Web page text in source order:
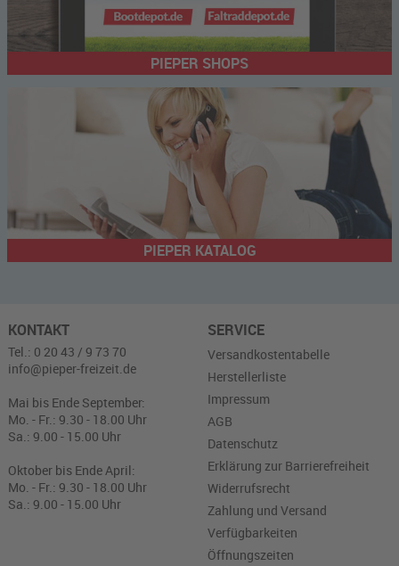
PIEPER SHOPS
PIEPER KATALOG
KONTAKT
Tel.: 0 20 43 / 9 73 70
info@pieper-freizeit.de
Mai bis Ende September:
Mo. - Fr.: 9.30 - 18.00 Uhr
Sa.: 9.00 - 15.00 Uhr
Oktober bis Ende April:
Mo. - Fr.: 9.30 - 18.00 Uhr
Sa.: 9.00 - 15.00 Uhr
SERVICE
Versandkostentabelle
Herstellerliste
Impressum
AGB
Datenschutz
Erklärung zur Barrierefreiheit
Widerrufsrecht
Zahlung und Versand
Verfügbarkeiten
Öffnungszeiten